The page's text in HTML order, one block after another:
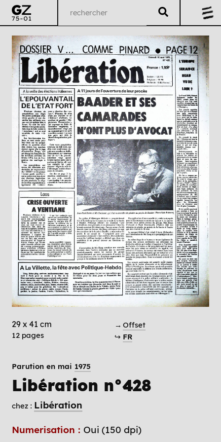
29 x 41 cm
12 pages
→ Offset
↪ FR
Parution en mai 1975
Libération n°428
chez : Libération
Numerisation : Oui (150 dpi)